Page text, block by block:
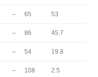
– 65 53
– 86 45.7
– 54 19.8
– 108 2.5